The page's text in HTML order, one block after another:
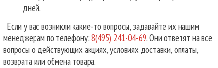
дней.
Если у вас возникли какие-то вопросы, задавайте их нашим
менеджерам по телефону: 8(495) 241-04-69. Они ответят на все
вопросы о действующих акциях, условиях доставки, оплаты,
возврата или обмена товара.